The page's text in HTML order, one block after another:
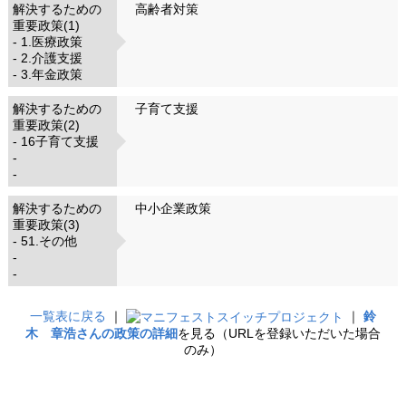
解決するための
重要政策(1)
- 1.医療政策
- 2.介護支援
- 3.年金政策
高齢者対策
解決するための
重要政策(2)
- 16子育て支援
-
-
子育て支援
解決するための
重要政策(3)
- 51.その他
-
-
中小企業政策
一覧表に戻る ｜ ｜ 鈴
木 章浩さんの政策の詳細を見る（URLを登録いただいた場合
のみ）